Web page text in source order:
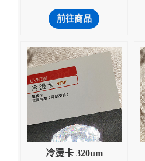
前往商品
冷燙卡 320um